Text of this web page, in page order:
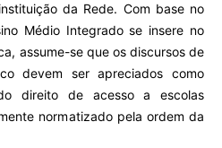
da Rede. Com base no
Médio Integrado se insere no
assume-se que os discursos de
devem ser apreciados como
direito de acesso a escolas
normatizado pela ordem da